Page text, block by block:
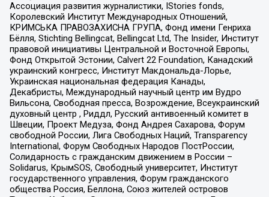
Ассоциация развития журналистики, IStories fonds,
Королевский Институт Международных Отношений,
КРИМСЬКА ПРАВОЗАХИСНА ГРУПА, Фонд имени Генриха
Бёлля, Stichting Bellingcat, Bellingcat Ltd, The Insider, Институт
правовой инициативы Центральной и Восточной Европы,
Фонд Открытой Эстонии, Calvert 22 Foundation, Канадский
украинский конгресс, Институт Макдональда-Лорье,
Украинская национальная федерация Канады,
Декабристы, Международный научный центр им Вудро
Вильсона, Свободная пресса, Возрождение, Всеукраинский
духовный центр , Риддл, Русский антивоенный комитет в
Швеции, Проект Медуза, Фонд Андрея Сахарова, Форум
свободной России, Лига Свободных Наций, Transparеncy
International, Форум Свободных Народов ПостРоссии,
Солидарность с гражданским движением в России –
Solidarus, КрымSOS, Свободный университет, Институт
государственного управления, Форум гражданского
общества Россия, Беллона, Союз жителей островов